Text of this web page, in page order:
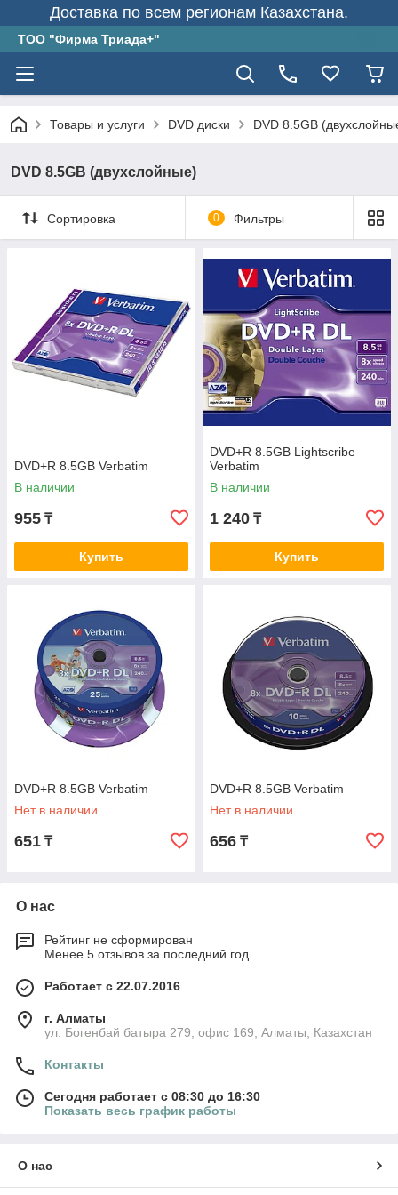
Доставка по всем регионам Казахстана.
ТОО "Фирма Триада+"
Товары и услуги DVD диски DVD 8.5GB
DVD 8.5GB (двухслойные)
Сортировка 0 Фильтры
DVD+R 8.5GB Verbatim
В наличии
955 ₸
Купить
DVD+R 8.5GB Lightscribe
Verbatim
В наличии
1 240 ₸
Купить
DVD+R 8.5GB Verbatim
Нет в наличии
651 ₸
DVD+R 8.5GB Verbatim
Нет в наличии
656 ₸
О нас
Рейтинг не сформирован
Менее 5 отзывов за последний год
Работает с 22.07.2016
г. Алматы
ул. Богенбай батыра 279, офис 169, Алматы, Казахстан
Контакты
Сегодня работает с 08:30 до 16:30
Показать весь график работы
О нас